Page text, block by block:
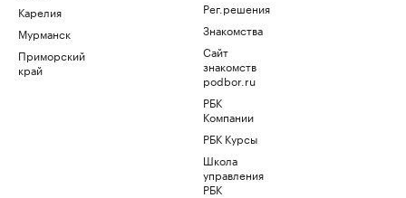
Карелия
Мурманск
Приморский
край
Рег.решения
Знакомства
Сайт
знакомств
podbor.ru
РБК
Компании
РБК Курсы
Школа
управления
РБК